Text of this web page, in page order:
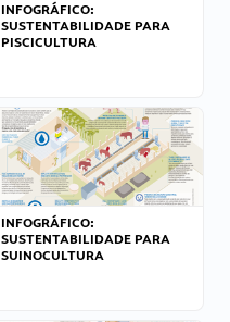
INFOGRÁFICO:
SUSTENTABILIDADE PARA
PISCICULTURA
INFOGRÁFICO:
SUSTENTABILIDADE PARA
SUINOCULTURA